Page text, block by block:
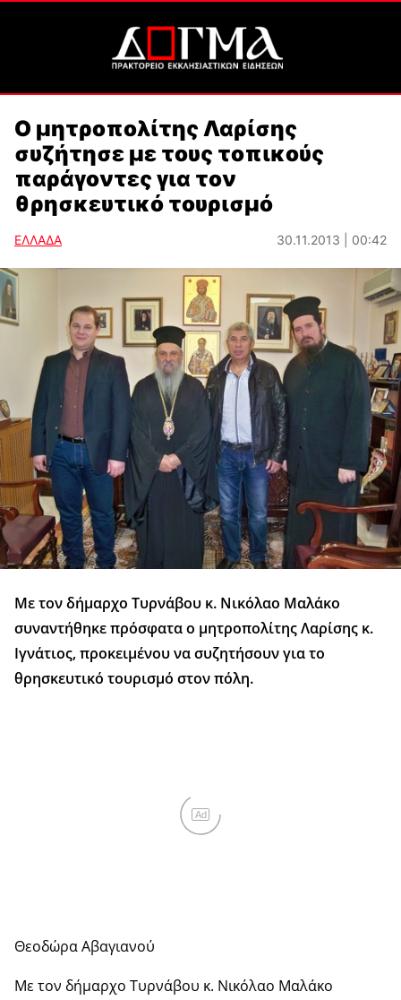
Ο μητροπολίτης Λαρίσης
συζήτησε με τους τοπικούς
παράγοντες για τον
θρησκευτικό τουρισμό
ΕΛΛΑΔΑ 30.11.2013 | 00:42
Με τον δήμαρχο Τυρνάβου κ. Νικόλαο Μαλάκο
συναντήθηκε πρόσφατα ο μητροπολίτης Λαρίσης κ.
Ιγνάτιος, προκειμένου να συζητήσουν για το
θρησκευτικό τουρισμό στον πόλη.
Ad
Θεοδώρα Αβαγιανού
Με τον δήμαρχο Τυρνάβου κ. Νικόλαο Μαλάκο